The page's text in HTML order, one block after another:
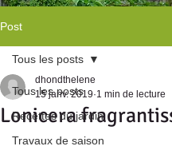
Post
Tous les posts
Recettes du jardin
Travaux de saison
Tous les posts
Lonicera
dhondthelene
15 janv. 2019 1 min de lecture